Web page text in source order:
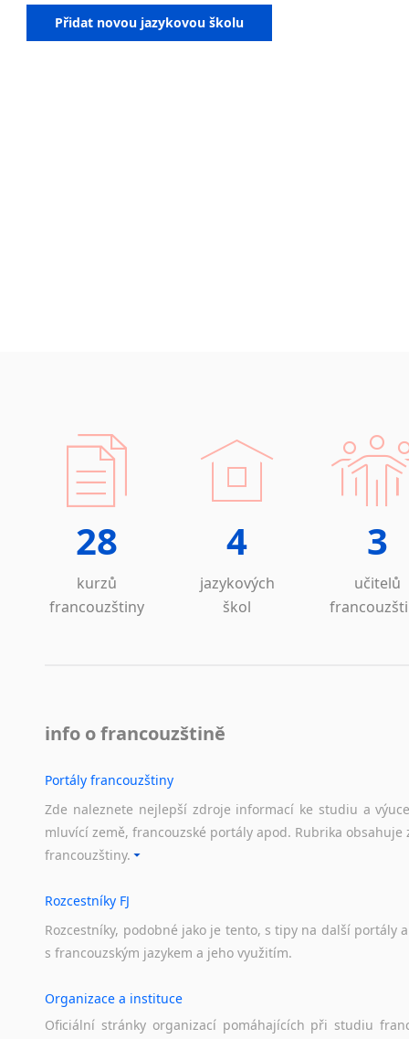
Přidat novou jazykovou školu
28
kurzů
francouzštiny
4
jazykových
škol
3
učitelů
info o francouzštině
Portály francouzštiny
Zde naleznete nejlepší zdroje informací ke studiu a
mluvící země, francouzské portály apod. Rubrika
francouzštiny.
Rozcestníky FJ
Rozcestníky, podobné jako je tento, s tipy na další portály a
s francouzským jazykem a jeho využitím.
Organizace a instituce
Oficiální stránky organizací pomáhajících při studiu